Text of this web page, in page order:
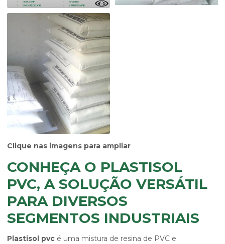
Clique nas imagens para ampliar
CONHEÇA O PLASTISOL
PVC, A SOLUÇÃO VERSÁTIL
PARA DIVERSOS
SEGMENTOS INDUSTRIAIS
Plastisol pvc é uma mistura de resina de PVC e